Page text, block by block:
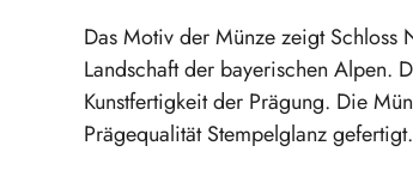
Das Motiv der Münze zeigt
Landschaft der bayerischen Alpen.
Kunstfertigkeit der Prägung. Die
Prägequalität Stempelglanz gefertigt.